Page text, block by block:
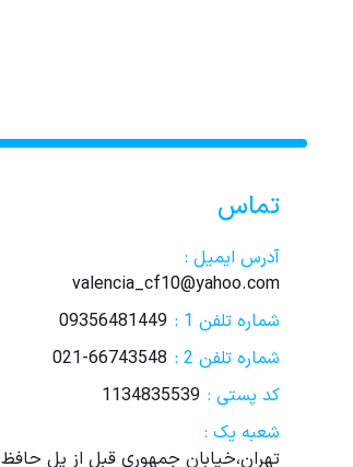
تماس
آدرس ایمیل :
valencia_cf10@yahoo.com
شماره تلفن 1 :
09356481449
شماره تلفن 2 :
021-66743548
کد پستی : 1134835539
شعبه یک :
تهران،خیابان جمهوری قبل از پل حافظ